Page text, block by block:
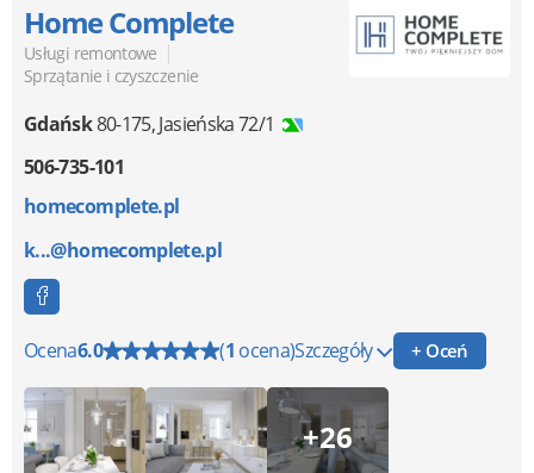
Home Complete
Usługi remontowe |
Sprzątanie i czyszczenie
Gdańsk80-175,Jasieńska 72/1
506-735-101
homecomplete.pl
k...@homecomplete.pl
Ocena6.0 (1 ocena)Szczegóły + Oceń
+26